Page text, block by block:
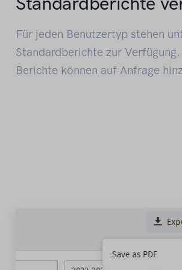
Für jeden Benutzertyp stehen
Standardberichte zur
Berichte können auf Anfrage